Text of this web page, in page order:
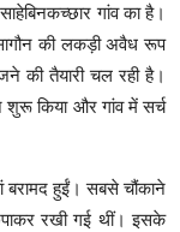
गांव का है।
सागौन की लकड़ी अवैध रूप
की तैयारी चल रही है।
शुरू किया और गांव में सर्च
बरामद हुईं। सबसे चौंकाने
रखी गई थीं। इसके